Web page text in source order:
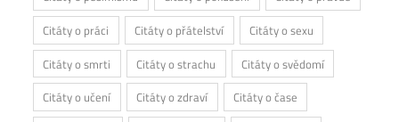
Citáty o práci
Citáty o přátelství
Citáty o sexu
Citáty o smrti
Citáty o strachu
Citáty o svědomí
Citáty o učení
Citáty o zdraví
Citáty o čase